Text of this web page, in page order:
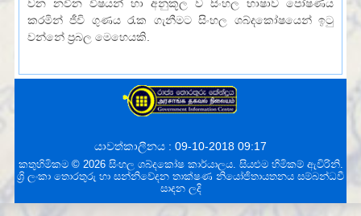
වන නවීන විෂයන් හා අනුකූල ව සිංහල භාෂාව පෝෂණය
කරමින් ජීවි ගුණය රැක ගැනීමට සිංහල ශබ්දකෝෂයෙන් ඉටු
වන්නේ ප්‍රබල මෙහෙයකි.
යාවත්කාලීනය : 09-10-2018 09:17
කතුහිමිකම © 2026 සිංහල ශබ්දකෝෂ කාර්යාලය. සියළුම හිමිකම් ඇවිරිනි.
ශ්‍රි ලංකා තොරතුරු හා සන්නිවේදන තාක්ෂණ නියෝජිතායතනය සම්බන්ධවී
සාදන ලදි